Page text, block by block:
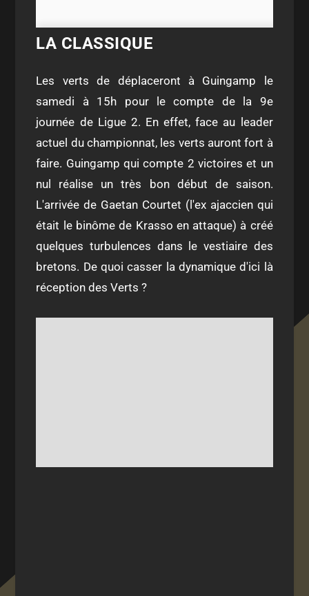
LA CLASSIQUE
Les verts de déplaceront à Guingamp le
samedi à 15h pour le compte de la 9e
journée de Ligue 2. En effet, face au leader
actuel du championnat, les verts auront fort à
faire. Guingamp qui compte 2 victoires et un
nul réalise un très bon début de saison.
L'arrivée de Gaetan Courtet (l'ex ajaccien qui
était le binôme de Krasso en attaque) à créé
quelques turbulences dans le vestiaire des
bretons. De quoi casser la dynamique d'ici là
réception des Verts ?